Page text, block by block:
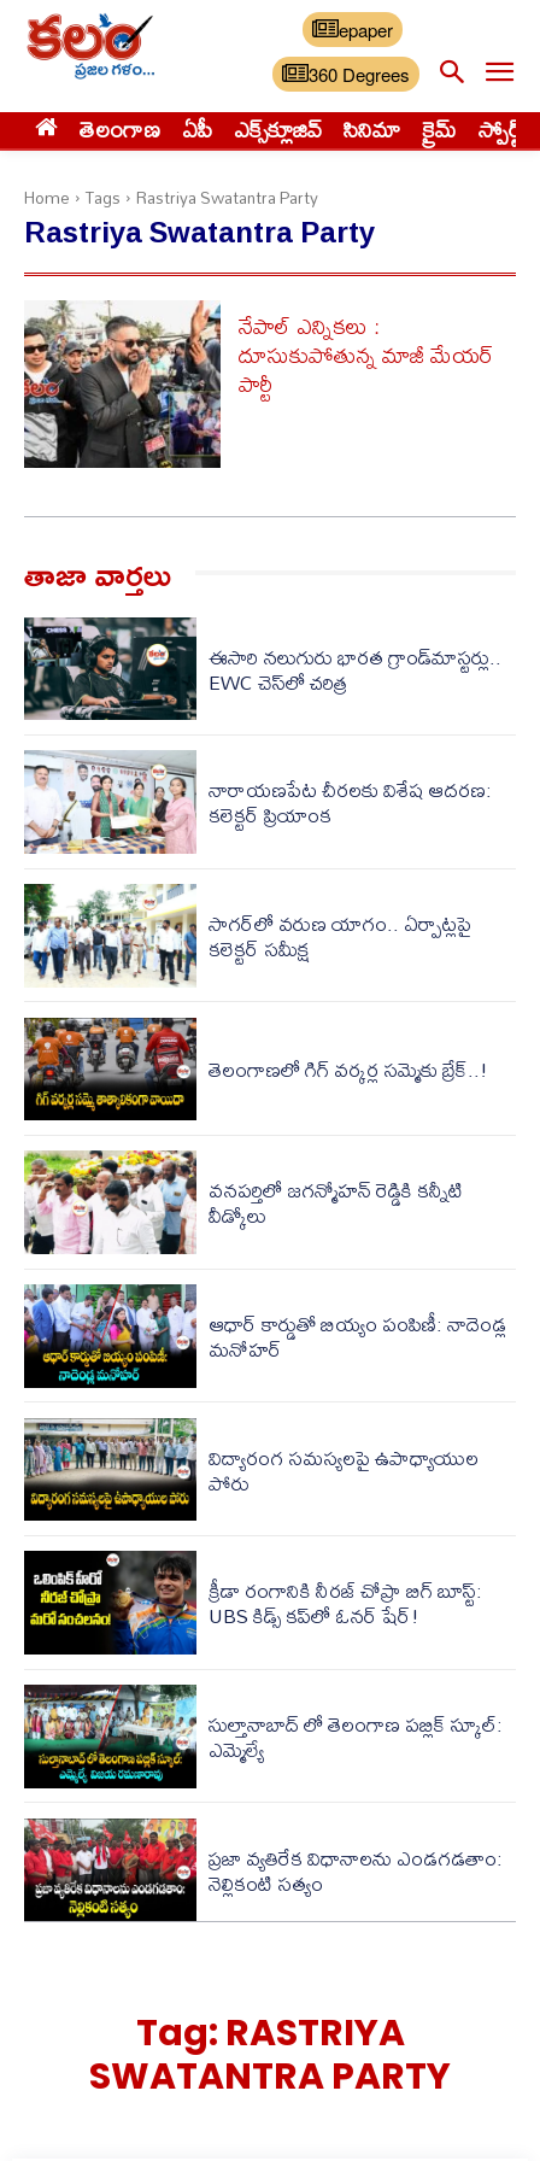
epaper
360 Degrees
తెలంగాణ ఏపీ ఎక్స్‌క్లూజివ్‌ సినిమా క్రైమ్ స్పోర్ట్స్
Home Tags Rastriya Swatantra Party
Rastriya Swatantra Party
నేపాల్​ ఎన్నికలు :
దూసుకుపోతున్న మాజీ మేయర్​
పార్టీ
తాజా వార్త‌లు
ఈసారి నలుగురు భారత గ్రాండ్‌మాస్టర్లు..
EWC చెస్‌లో చరిత్ర
నారాయణపేట చీరలకు విశేష ఆదరణ:
కలెక్టర్ ప్రియాంక
సాగర్‌లో వరుణ యాగం.. ఏర్పాట్లపై
కలెక్టర్ సమీక్ష
తెలంగాణలో గిగ్ వర్కర్ల సమ్మెకు బ్రేక్..!
వనపర్తిలో జగన్మోహన్ రెడ్డికి కన్నీటి
వీడ్కోలు
ఆధార్ కార్డుతో బియ్యం పంపిణీ: నాదెండ్ల
మనోహర్
విద్యారంగ సమస్యలపై ఉపాధ్యాయుల
పోరు
క్రీడా రంగానికి నీరజ్ చోప్రా బిగ్ బూస్ట్:
UBS కిడ్స్ కప్‌లో ఓనర్ షేర్!
సుల్తానాబాద్ లో తెలంగాణ పబ్లిక్ స్కూల్:
ఎమ్మెల్యే
ప్రజా వ్యతిరేక విధానాలను ఎండగడతాం:
నెల్లికంటి సత్యం
Tag: RASTRIYA
SWATANTRA PARTY